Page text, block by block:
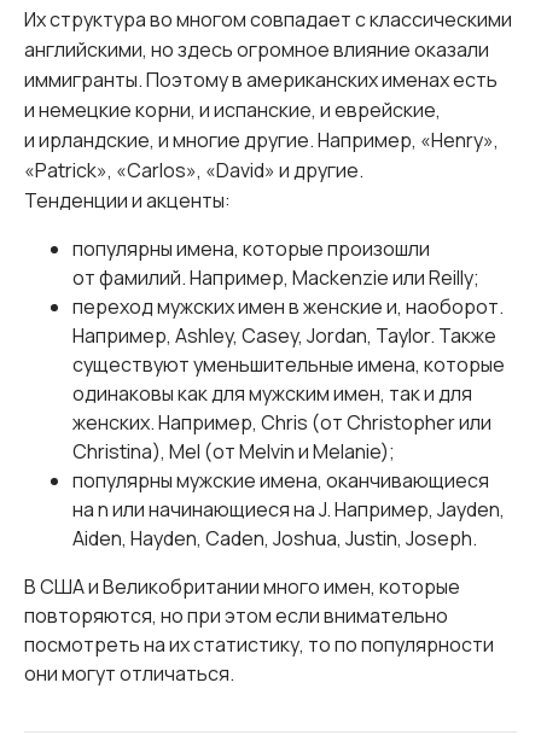
Их структура во многом совпадает с классическими
английскими, но здесь огромное влияние оказали
иммигранты. Поэтому в американских именах есть
и немецкие корни, и испанские, и еврейские,
и ирландские, и многие другие. Например, «Henry»,
«Patrick», «Carlos», «David» и другие.
Тенденции и акценты:
популярны имена, которые произошли
от фамилий. Например, Mackenzie или Reilly;
переход мужских имен в женские и, наоборот.
Например, Ashley, Casey, Jordan, Taylor. Также
существуют уменьшительные имена, которые
одинаковы как для мужским имен, так и для
женских. Например, Chris (от Christopher или
Christina), Mel (от Melvin и Melanie);
популярны мужские имена, оканчивающиеся
на n или начинающиеся на J. Например, Jayden,
Aiden, Hayden, Caden, Joshua, Justin, Joseph.
В США и Великобритании много имен, которые
повторяются, но при этом если внимательно
посмотреть на их статистику, то по популярности
они могут отличаться.